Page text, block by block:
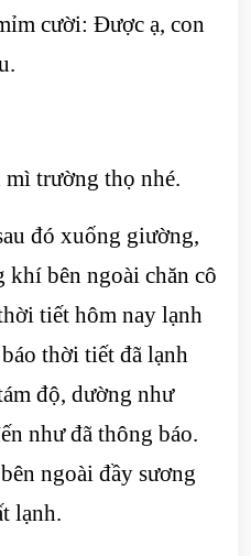
cười: Được ạ, con
trường thọ nhé.
đó xuống giường,
bên ngoài chăn cô
tiết hôm nay lạnh
thời tiết đã lạnh
độ, dường như
như đã thông báo.
ngoài đầy sương
lạnh.